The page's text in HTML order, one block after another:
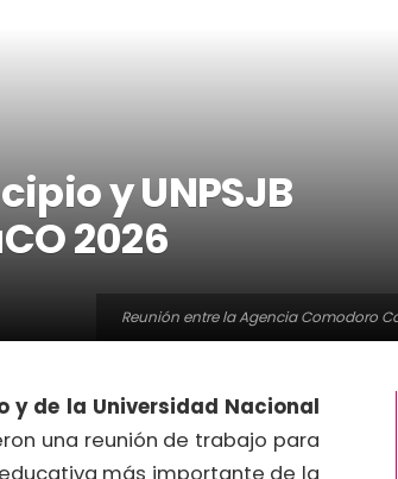
Reunión entre la Agencia Comodoro
y UNPSJB
2026
y de la Universidad Nacional
una reunión de trabajo para